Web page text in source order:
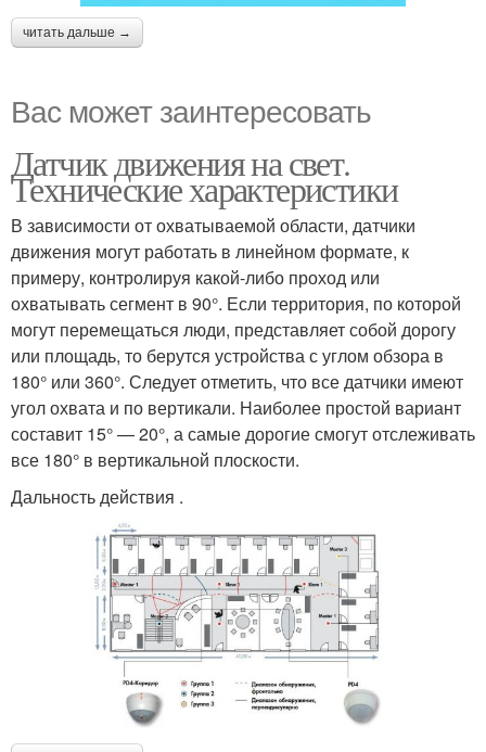
читать дальше →
Вас может заинтересовать
Датчик движения на свет.
Технические характеристики
В зависимости от охватываемой области, датчики
движения могут работать в линейном формате, к
примеру, контролируя какой-либо проход или
охватывать сегмент в 90°. Если территория, по которой
могут перемещаться люди, представляет собой дорогу
или площадь, то берутся устройства с углом обзора в
180° или 360°. Следует отметить, что все датчики имеют
угол охвата и по вертикали. Наиболее простой вариант
составит 15° — 20°, а самые дорогие смогут отслеживать
все 180° в вертикальной плоскости.
Дальность действия .